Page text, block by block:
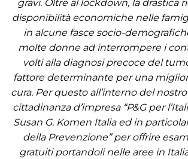
gravi. Oltre al lockdown, la drastica
disponibilità economiche nelle
in alcune fasce socio-
molte donne ad interrompere i
volti alla diagnosi precoce del
fattore determinante per una
cura. Per questo all’interno del
cittadinanza d’impresa “P&G per
Susan G. Komen Italia ed in
della Prevenzione” per offrire
gratuiti portandoli nelle aree in